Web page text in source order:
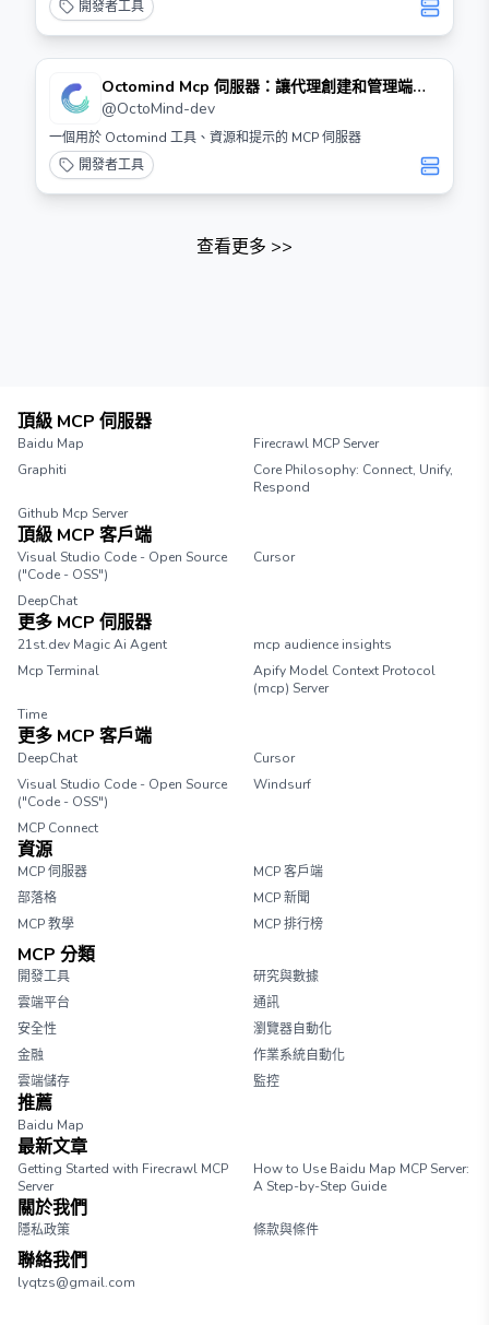
開發者工具
Octomind Mcp 伺服器：讓代理創建和管理端到
端測試
@OctoMind-dev
一個用於 Octomind 工具、資源和提示的 MCP 伺服器
開發者工具
查看更多 >>
頂級 MCP 伺服器
Baidu Map
Firecrawl MCP Server
Graphiti
Core Philosophy: Connect, Unify,
Respond
Github Mcp Server
頂級 MCP 客戶端
Visual Studio Code - Open Source
("Code - OSS")
Cursor
DeepChat
更多 MCP 伺服器
21st.dev Magic Ai Agent
mcp audience insights
Mcp Terminal
Apify Model Context Protocol
(mcp) Server
Time
更多 MCP 客戶端
DeepChat
Cursor
Visual Studio Code - Open Source
("Code - OSS")
Windsurf
MCP Connect
資源
MCP 伺服器
MCP 客戶端
部落格
MCP 新聞
MCP 教學
MCP 排行榜
MCP 分類
開發工具
研究與數據
雲端平台
通訊
安全性
瀏覽器自動化
金融
作業系統自動化
雲端儲存
監控
推薦
Baidu Map
最新文章
Getting Started with Firecrawl MCP
Server
How to Use Baidu Map MCP Server:
A Step-by-Step Guide
關於我們
隱私政策 條款與條件
聯絡我們
lyqtzs@gmail.com